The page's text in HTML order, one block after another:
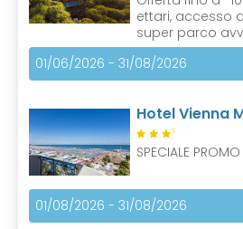
ettari, accesso
super parco
01/06/2026 - 31/08/2026
Hotel Vienna
S
SPECIALE
01/08/2026 - 31/08/2026